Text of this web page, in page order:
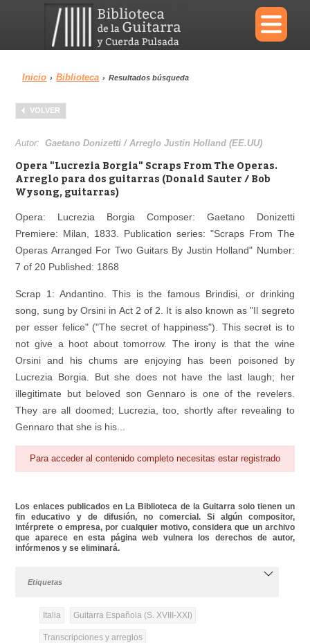
×
Menu
Biblioteca Diccionario
Área personal Reproductor
Inicio › Biblioteca › Resultados búsqueda
VOLVER
Autor:Gaetano Donizetti / Arreglo Justin Holland (EE.UU)
Opera "Lucrezia Borgia" Scraps From The Operas.
Arreglo para dos guitarras (Donald Sauter / Bob
Wysong, guitarras)
Opera: Lucrezia Borgia Composer: Gaetano Donizetti
Premiere: Milan, 1833. Publication series: "Scraps From The
Operas Arranged For Two Guitars By Justin Holland" Number:
7 of 20 Published: 1868
Scrap 1: Andantino. This is the famous Brindisi, or drinking
song, sung by Orsini in Act 2 of 2. It is also known as "Il segreto
per esser felice" ("The secret of happiness"). This secret is to
not give a hoot about tomorrow. The irony is that the wine
Orsini and his chums are enjoying has been poisoned by
Lucrezia Borgia. But she does not have the last laugh; her
illegitimate but beloved son Gennaro is one of the revelers.
They are all doomed; Lucrezia, too, shortly after revealing to
Gennaro that she is his...
Para acceder al contenido completo necesitas estar registrado
Los enlaces publicados en La Biblioteca de la Guitarra solo tienen un
fin educativo y de difusión, no comercial. Si algún compositor,
intérprete o empresa, por cualquier motivo, considera que un archivo
que aparece en esta página web vulnera los derechos de autor,
infórmenos y se eliminará.
Etiquetas
Italia Guitarra Española (S. XVIII-XXI)
Transcripciones y arreglos